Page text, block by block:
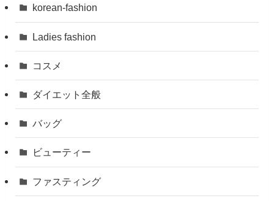
korean-fashion
Ladies fashion
コスメ
ダイエット全般
バッグ
ビューティー
ファスティング